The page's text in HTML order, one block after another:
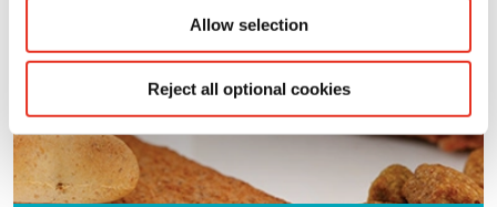
Allow selection
Reject all optional cookies